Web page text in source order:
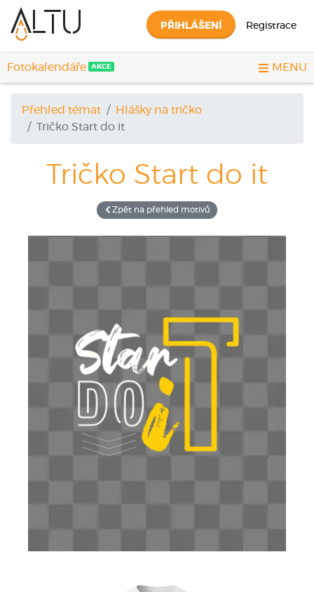
PŘIHLÁŠENÍ Registrace
Fotokalendáře AKCE MENU
Přehled témat
Hlášky na tričko
Tričko Start do it
Tričko Start do it
Zpět na přehled motivů